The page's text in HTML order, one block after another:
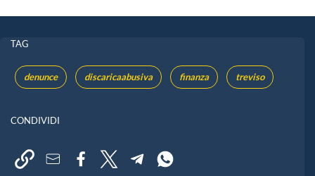
TAG
denunce discaricaabusiva finanza treviso
CONDIVIDI